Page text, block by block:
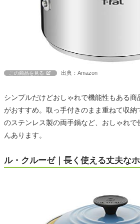
この商品を見る 出典：Amazon
シンプルだけどおしゃれで機能性もある商
がおすすめ。取っ手付きのまま重ねて収
のステンレス製の両手鍋など、おしゃれで
んあります。
ル・クルーゼ｜長く使える丈夫な